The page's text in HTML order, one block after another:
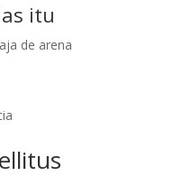
itu
de arena